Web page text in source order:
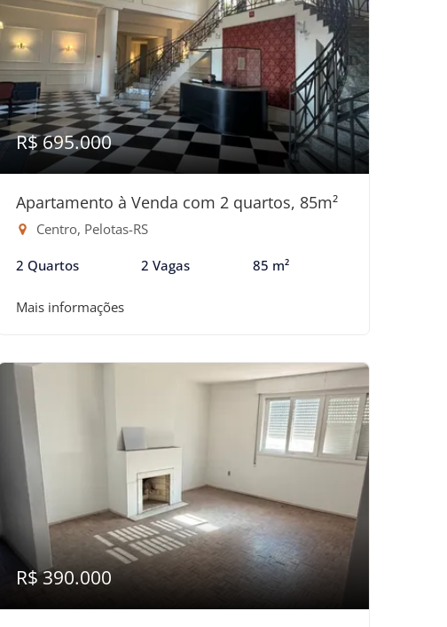
R$ 695.000
Apartamento à Venda com 2 quartos, 85m²
Centro, Pelotas-RS
2 Quartos 2 Vagas 85 m²
Mais informações
R$ 390.000